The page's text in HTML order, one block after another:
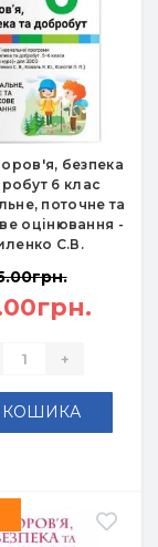
безпека
6 клас
поточне та
оцінювання -
С.В.
+
КОШИКА